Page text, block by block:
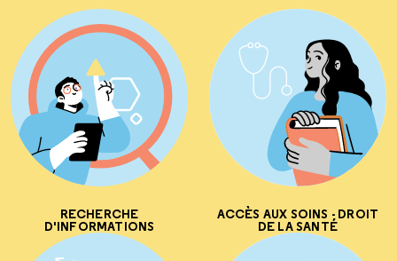
RECHERCHE
D'INFORMATIONS
ACCÈS AUX SOINS - DROIT
DE LA SANTÉ